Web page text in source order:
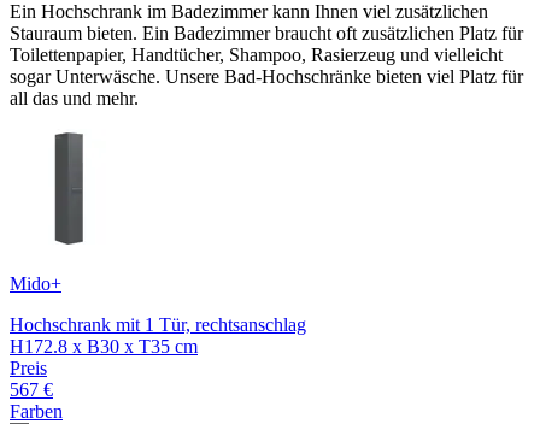
Ein Hochschrank im Badezimmer kann Ihnen viel zusätzlichen
Stauraum bieten. Ein Badezimmer braucht oft zusätzlichen Platz für
Toilettenpapier, Handtücher, Shampoo, Rasierzeug und vielleicht
sogar Unterwäsche. Unsere Bad-Hochschränke bieten viel Platz für
all das und mehr.
Mido+
Hochschrank mit 1 Tür, rechtsanschlag
H172.8 x B30 x T35 cm
Preis
567 €
Farben